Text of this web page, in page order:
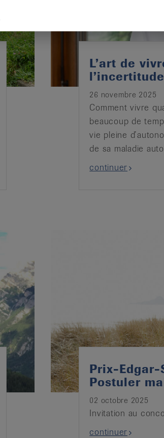
L’art de
l’incertitude
26 novembre 2025
Comment vivre
beaucoup de
vie pleine
de sa maladie
continuer
Prix-Edgar-
Postuler
02 octobre 2025
Invitation au
continuer